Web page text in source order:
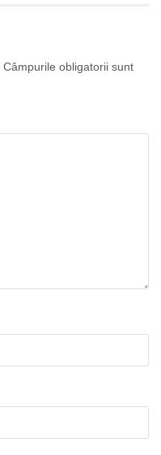
Câmpurile obligatorii sunt